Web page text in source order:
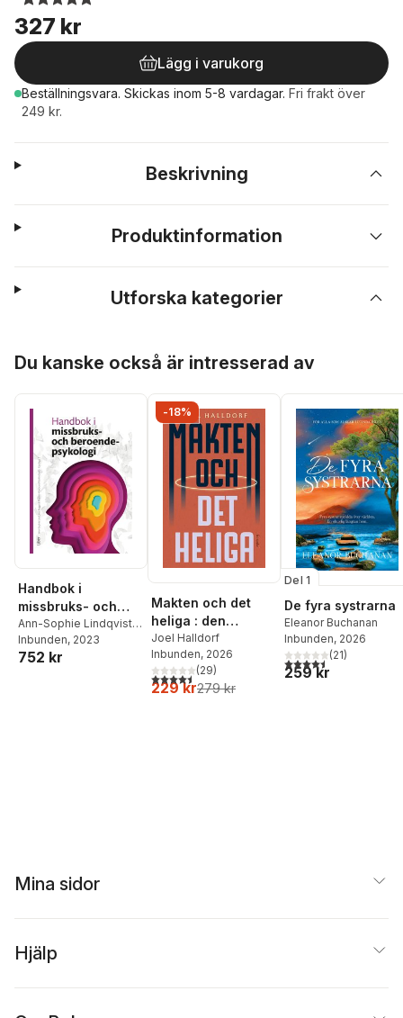
327 kr
Lägg i varukorg
Beställningsvara. Skickas inom 5-8 vardagar. Fri frakt över
249 kr.
Beskrivning
Produktinformation
Utforska kategorier
Du kanske också är intresserad av
Handbok i
missbruks- och
beroendepsykologi
Ann-Sophie Lindqvist
Bagge,Malin
Hildebrand Karlén
Inbunden, 2023
752 kr
-18%
Makten och det
heliga : den
religiösa
vändningen i
världspolitiken
Joel Halldorf
Inbunden, 2026
4,5utav 5 stjärnor. Totalt antal röster:
(29)
229 kr279 kr
Del 1
De fyra systrarna
Eleanor Buchanan
Inbunden, 2026
4,5utav 5 stjärnor.
(21)
259 kr
Mina sidor
Hjälp